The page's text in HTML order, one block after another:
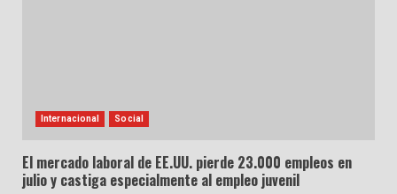
Internacional Social
El mercado laboral de EE.UU. pierde 23.000 empleos en
julio y castiga especialmente al empleo juvenil